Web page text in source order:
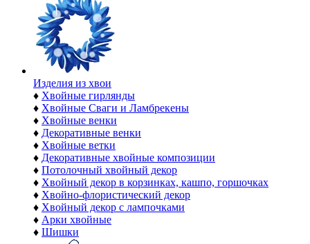
Изделия из хвои
♦ Хвойные гирлянды
♦ Хвойные Сваги и Ламбрекены
♦ Хвойные венки
♦ Декоративные венки
♦ Хвойные ветки
♦ Декоративные хвойные композиции
♦ Потолочный хвойный декор
♦ Хвойный декор в корзинках, кашпо, горшочках
♦ Хвойно-флористический декор
♦ Хвойный декор с лампочками
♦ Арки хвойные
♦ Шишки